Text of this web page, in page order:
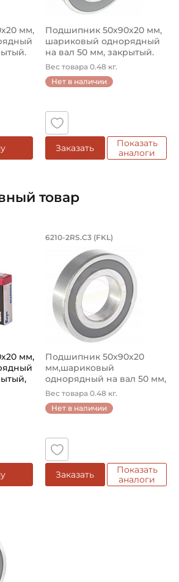
вал:
мм,
Подшипник 50х90х20 мм,
шариковый однорядный
на вал 50 мм, закрытый.
Арт...
Вес товара 0.48 кг.
Нет в наличии
Заказать
Показать
аналоги
товар
мм, шариковый
однорядный 6210 2RS C3 Koyo,
мм,
Подшипник
Подшипник шариковый
6210-2RS.C3 (FKL)
Подшипник 50х90х20
мм,шариковый
однорядный на вал 50 мм,
закрытый, увел...
Вес товара 0.48 кг.
Нет в наличии
Заказать
Показать
аналоги
мм, шариковый